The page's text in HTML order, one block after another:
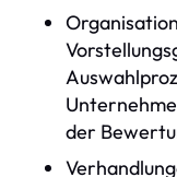
der